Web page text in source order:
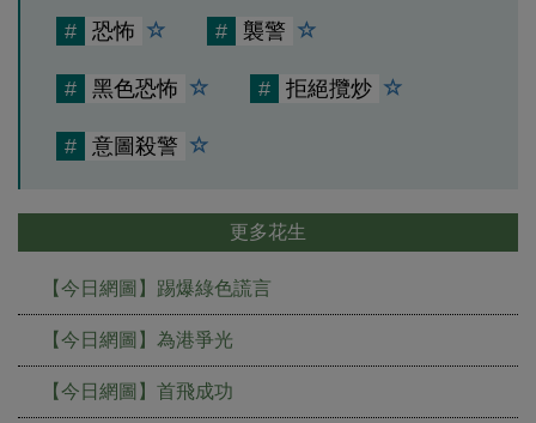
# 恐怖 # 襲警
# 黑色恐怖 # 拒絕攬炒
# 意圖殺警
更多花生
【今日網圖】踢爆綠色謊言
【今日網圖】為港爭光
【今日網圖】首飛成功